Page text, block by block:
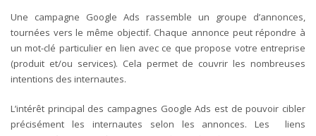
Une campagne Google Ads rassemble un groupe d’annonces,
tournées vers le même objectif. Chaque annonce peut répondre à
un mot-clé particulier en lien avec ce que propose votre entreprise
(produit et/ou services). Cela permet de couvrir les nombreuses
intentions des internautes.
L’intérêt principal des campagnes Google Ads est de pouvoir cibler
précisément les internautes selon les annonces. Les liens